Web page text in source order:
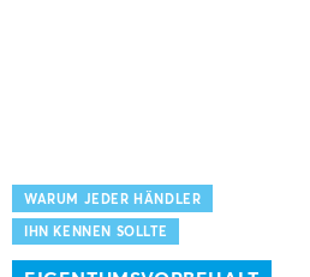
WARUM JEDER HÄNDLER
IHN KENNEN SOLLTE